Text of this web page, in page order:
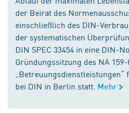
der Beirat des
einschließlich des DIN-
der systematischen
DIN SPEC 33454 in eine DIN-
Gründungssitzung des NA 159-
„Betreuungsdienstleistungen“
bei DIN in Berlin statt. Mehr